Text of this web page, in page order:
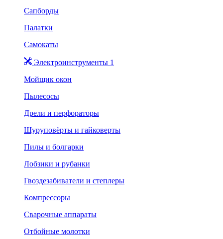
Сапборды
Палатки
Самокаты
Электроинструменты 1
Мойщик окон
Пылесосы
Дрели и перфораторы
Шуруповёрты и гайковерты
Пилы и болгарки
Лобзики и рубанки
Гвоздезабиватели и степлеры
Компрессоры
Сварочные аппараты
Отбойные молотки